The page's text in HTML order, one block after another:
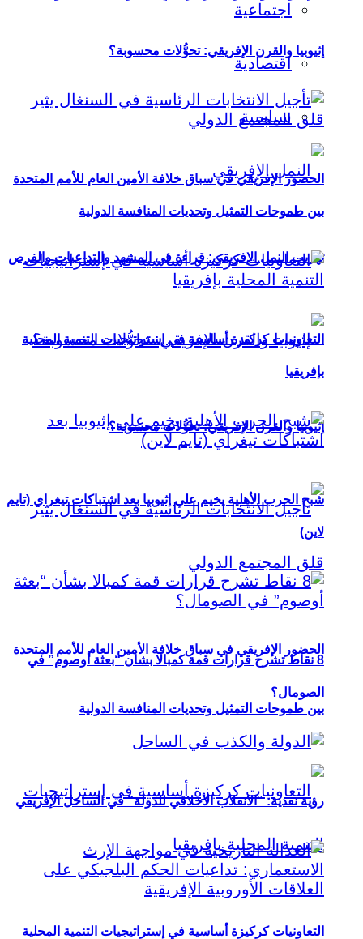
اجتماعية
اقتصادية
سياسية
تهريب النمل الإفريقي: قراءة في المشهد والتداعيات والفرص
إثيوبيا والقرن الإفريقي: تحوُّلات محسوبة؟
الحضور الإفريقي في سباق خلافة الأمين العام للأمم المتحدة
بين طموحات التمثيل وتحديات المنافسة الدولية
التعاونيات كركيزة أساسية في إستراتيجيات التنمية المحلية
إثيوبيا والقرن الإفريقي: تحوُّلات محسوبة؟
الحضور الإفريقي في سباق خلافة الأمين العام للأمم المتحدة
بين طموحات التمثيل وتحديات المنافسة الدولية
التعاونيات كركيزة أساسية في إستراتيجيات التنمية المحلية
بإفريقيا
شبح الحرب الأهلية يخيم على إثيوبيا بعد اشتباكات تيغراي (تايم
لاين)
8 نقاط تشرح قرارات قمة كمبالا بشأن “بعثة أوصوم” في
الصومال؟
رؤية نقدية: “الانقلاب الأخلاقي للدولة” في الساحل الإفريقي